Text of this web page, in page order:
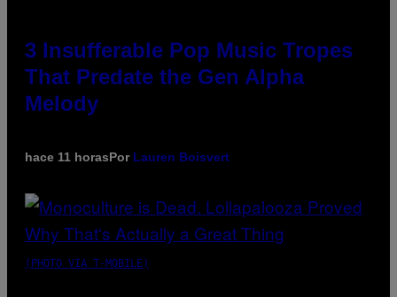
3 Insufferable Pop Music Tropes
That Predate the Gen Alpha
Melody
hace 11 horasPor Lauren Boisvert
(PHOTO VIA T-MOBILE)